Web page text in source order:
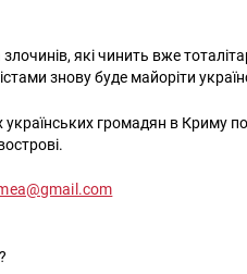
злочинів, які чинить вже
знову буде майоріти
громадян в Криму